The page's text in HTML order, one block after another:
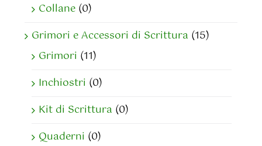
Collane (0)
Grimori e Accessori di Scrittura (15)
Grimori (11)
Inchiostri (0)
Kit di Scrittura (0)
Quaderni (0)